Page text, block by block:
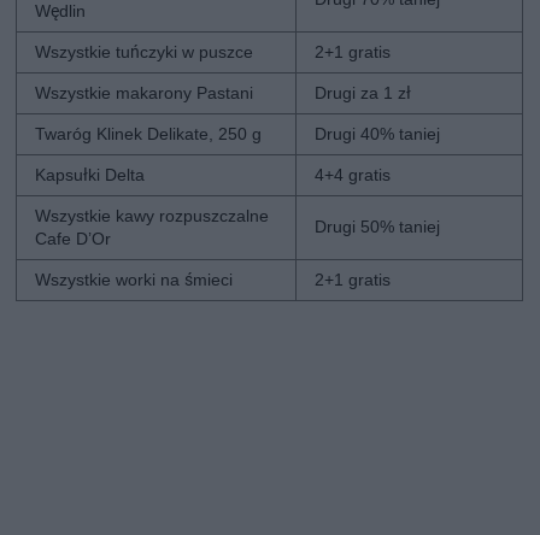
Wędlin
Wszystkie tuńczyki w puszce 2+1 gratis
Wszystkie makarony Pastani Drugi za 1 zł
Twaróg Klinek Delikate, 250 g Drugi 40% taniej
Kapsułki Delta 4+4 gratis
Wszystkie kawy rozpuszczalne
Cafe D’Or
Drugi 50% taniej
Wszystkie worki na śmieci 2+1 gratis